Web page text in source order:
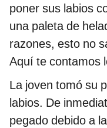
poner sus labios
una paleta de
razones, esto no
Aquí te contamos
La joven tomó su
labios. De
pegado debido a